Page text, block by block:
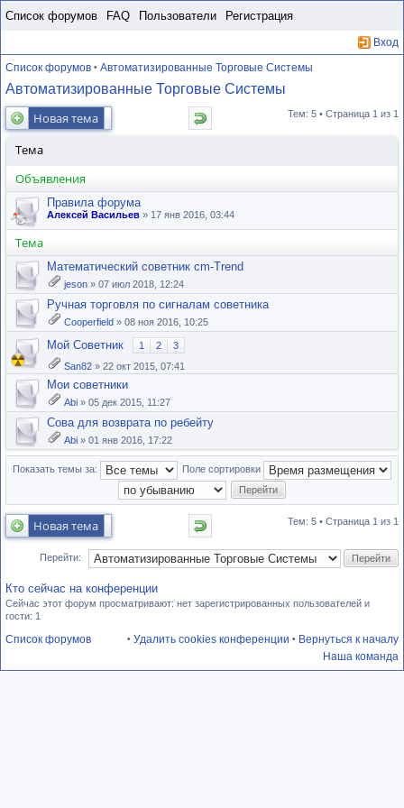
Список форумов FAQ Пользователи Регистрация
Вход
Список форумов • Автоматизированные Торговые Системы
Автоматизированные Торговые Системы
Новая тема Тем: 5 • Страница 1 из 1
Тема
Объявления
Правила форума
Алексей Васильев » 17 янв 2016, 03:44
Тема
Математический советник cm-Trend
jeson » 07 июл 2018, 12:24
Ручная торговля по сигналам советника
Cooperfield » 08 ноя 2016, 10:25
Мой Советник 1 2
3
San82 » 22 окт 2015, 07:41
Мои советники
Abi » 05 дек 2015, 11:27
Cова для возврата по ребейту
Abi » 01 янв 2016, 17:22
Показать темы за: Поле сортировки
Новая тема Тем: 5 • Страница 1 из 1
Перейти:
Кто сейчас на конференции
Сейчас этот форум просматривают: нет зарегистрированных пользователей и
гости: 1
Список форумов • Вернуться к началу
• Удалить cookies конференции
Наша команда